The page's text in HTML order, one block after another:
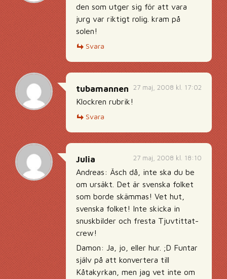
den som utger sig för att vara
jurg var riktigt rolig. kram på
solen!
Svara
27 maj, 2008 kl. 17:02
tubamannen
Klockren rubrik!
Svara
27 maj, 2008 kl. 18:10
Julia
Andreas: Äsch då, inte ska du be
om ursäkt. Det är svenska folket
som borde skämmas! Vet hut,
svenska folket! Inte skicka in
snuskbilder och fresta Tjuvtittat-
crew!
Damon: Ja, jo, eller hur. ;D Funtar
själv på att konvertera till
Kåtakyrkan, men jag vet inte om